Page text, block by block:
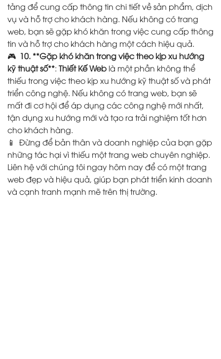
tảng để cung cấp thông tin chi tiết về sản phẩm, dịch
vụ và hỗ trợ cho khách hàng. Nếu không có trang
web, bạn sẽ gặp khó khăn trong việc cung cấp thông
tin và hỗ trợ cho khách hàng một cách hiệu quả.
🎮 10. **Gặp khó khăn trong việc theo kịp xu hướng
kỹ thuật số**: Thiết Kế Web là một phần không thể
thiếu trong việc theo kịp xu hướng kỹ thuật số và phát
triển công nghệ. Nếu không có trang web, bạn sẽ
mất đi cơ hội để áp dụng các công nghệ mới nhất,
tận dụng xu hướng mới và tạo ra trải nghiệm tốt hơn
cho khách hàng.
📱 Đừng để bản thân và doanh nghiệp của bạn gặp
những tác hại vì thiếu một trang web chuyên nghiệp.
Liên hệ với chúng tôi ngay hôm nay để có một trang
web đẹp và hiệu quả, giúp bạn phát triển kinh doanh
và cạnh tranh mạnh mẽ trên thị trường.